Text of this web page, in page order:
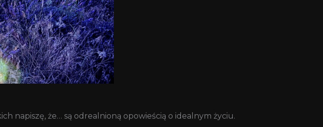
napiszę, że… są odrealnioną opowieścią o idealnym życiu.